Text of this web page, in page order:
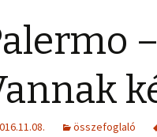
összefoglaló